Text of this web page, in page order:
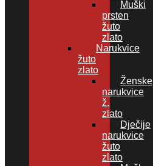
Muški
prsten
žuto
zlato
Narukvice
žuto
zlato
Ženske
narukvice
ž.
zlato
Dječije
narukvice
žuto
zlato